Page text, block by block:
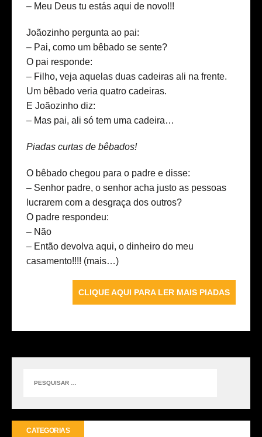
– Meu Deus tu estás aqui de novo!!!
Joãozinho pergunta ao pai:
– Pai, como um bêbado se sente?
O pai responde:
– Filho, veja aquelas duas cadeiras ali na frente.
Um bêbado veria quatro cadeiras.
E Joãozinho diz:
– Mas pai, ali só tem uma cadeira…
Piadas curtas de bêbados!
O bêbado chegou para o padre e disse:
– Senhor padre, o senhor acha justo as pessoas
lucrarem com a desgraça dos outros?
O padre respondeu:
– Não
– Então devolva aqui, o dinheiro do meu
casamento!!!! (mais…)
CLIQUE AQUI PARA LER MAIS PIADAS
CATEGORIAS